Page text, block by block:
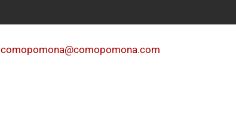
comopomona@comopomona.com